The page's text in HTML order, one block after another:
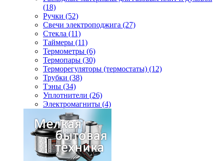
(18)
Ручки (52)
Свечи электроподжига (27)
Стекла (11)
Таймеры (11)
Термометры (6)
Термопары (30)
Терморегуляторы (термостаты) (12)
Трубки (38)
Тэны (34)
Уплотнители (26)
Электромагниты (4)